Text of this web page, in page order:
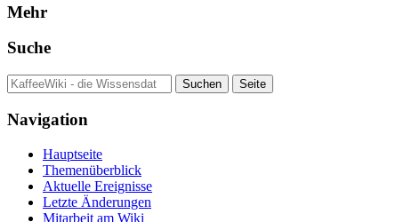
Mehr
Suche
Navigation
Hauptseite
Themenüberblick
Aktuelle Ereignisse
Letzte Änderungen
Mitarbeit am Wiki